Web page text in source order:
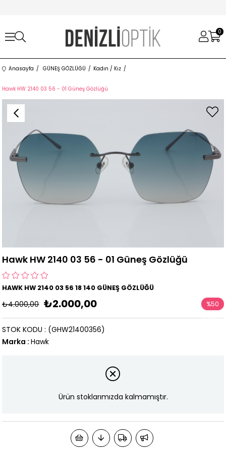
0
Anasayfa GÜNEŞ GÖZLÜĞÜ Kadın / Kız
Hawk HW 2140 03 56 - 01 Güneş Gözlüğü
Hawk HW 2140 03 56 - 01 Güneş Gözlüğü
HAWK HW 2140 03 56 18 140 GÜNEŞ GÖZLÜĞÜ
₺4.000,00 ₺2.000,00 %50
İndirim
(GHW21400356)
STOK KODU
Marka : Hawk
Ürün stoklarımızda kalmamıştır.